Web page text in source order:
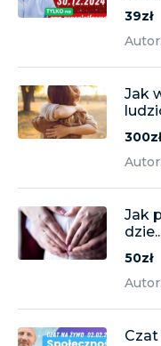
39zł
Jak
300zł
Jak
50zł